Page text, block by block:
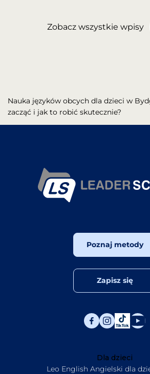
Zobacz wszystkie wpisy
Nauka języków obcych dla dzieci w
zacząć i jak to robić skutecznie?
Poznaj metody
Zapisz się
Dla dzieci
Leo English Angielski dla